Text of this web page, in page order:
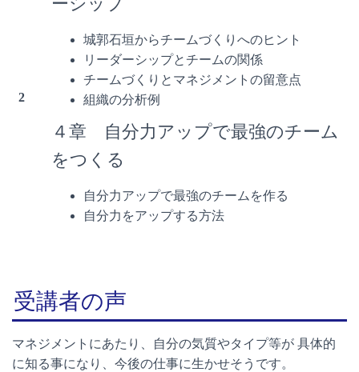
2
城郭石垣からチームづくりへのヒント
リーダーシップとチームの関係
チームづくりとマネジメントの留意点
組織の分析例
４章 自分力アップで最強のチーム
をつくる
自分力アップで最強のチームを作る
自分力をアップする方法
受講者の声
マネジメントにあたり、自分の気質やタイプ等が 具体的
に知る事になり、今後の仕事に生かせそうです。